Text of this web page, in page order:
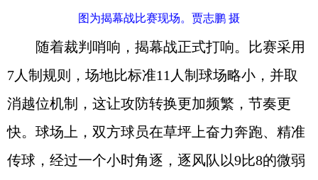
图为揭幕战比赛现场。贾志鹏 摄
随着裁判哨响，揭幕战正式打响。比赛采用
7人制规则，场地比标准11人制球场略小，并取
消越位机制，这让攻防转换更加频繁，节奏更
快。球场上，双方球员在草坪上奋力奔跑、精准
传球，经过一个小时角逐，逐风队以9比8的微弱